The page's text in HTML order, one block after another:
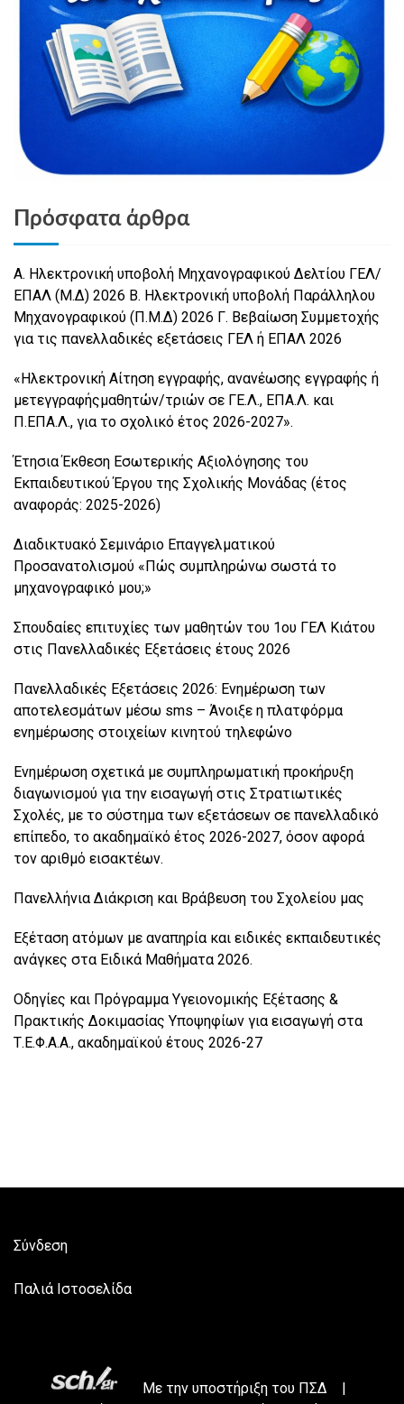
Πρόσφατα άρθρα
Α. Ηλεκτρονική υποβολή Μηχανογραφικού Δελτίου ΓΕΛ/
ΕΠΑΛ (Μ.Δ) 2026 Β. Ηλεκτρονική υποβολή Παράλληλου
Μηχανογραφικού (Π.Μ.Δ) 2026 Γ. Βεβαίωση Συμμετοχής
για τις πανελλαδικές εξετάσεις ΓΕΛ ή ΕΠΑΛ 2026
«Ηλεκτρονική Αίτηση εγγραφής, ανανέωσης εγγραφής ή
μετεγγραφήςμαθητών/τριών σε ΓΕ.Λ., ΕΠΑ.Λ. και
Π.ΕΠΑ.Λ., για το σχολικό έτος 2026-2027».
Έτησια Έκθεση Εσωτερικής Αξιολόγησης του
Εκπαιδευτικού Έργου της Σχολικής Μονάδας (έτος
αναφοράς: 2025-2026)
Διαδικτυακό Σεμινάριο Επαγγελματικού
Προσανατολισμού «Πώς συμπληρώνω σωστά το
μηχανογραφικό μου;»
Σπουδαίες επιτυχίες των μαθητών του 1ου ΓΕΛ Κιάτου
στις Πανελλαδικές Εξετάσεις έτους 2026
Πανελλαδικές Εξετάσεις 2026: Ενημέρωση των
αποτελεσμάτων μέσω sms – Άνοιξε η πλατφόρμα
ενημέρωσης στοιχείων κινητού τηλεφώνο
Ενημέρωση σχετικά με συμπληρωματική προκήρυξη
διαγωνισμού για την εισαγωγή στις Στρατιωτικές
Σχολές, με το σύστημα των εξετάσεων σε πανελλαδικό
επίπεδο, το ακαδημαϊκό έτος 2026-2027, όσον αφορά
τον αριθμό εισακτέων.
Πανελλήνια Διάκριση και Βράβευση του Σχολείου μας
Εξέταση ατόμων με αναπηρία και ειδικές εκπαιδευτικές
ανάγκες στα Ειδικά Μαθήματα 2026.
Οδηγίες και Πρόγραμμα Υγειονομικής Εξέτασης &
Πρακτικής Δοκιμασίας Υποψηφίων για εισαγωγή στα
Τ.Ε.Φ.Α.Α., ακαδημαϊκού έτους 2026-27
Σύνδεση
Παλιά Ιστοσελίδα
Με την υποστήριξη του ΠΣΔ
|